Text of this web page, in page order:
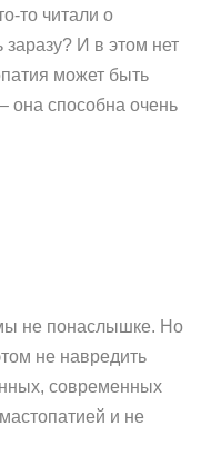
то читали о
заразу? И в этом нет
может быть
она способна очень
не понаслышке. Но
не навредить
современных
и не